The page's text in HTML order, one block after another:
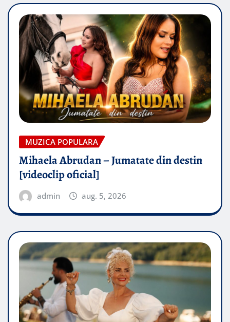
MUZICA POPULARA
Mihaela Abrudan – Jumatate din destin
[videoclip oficial]
admin aug. 5, 2026